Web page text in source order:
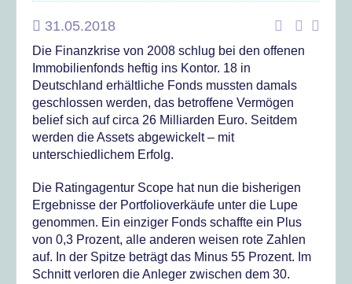
31.05.2018
Die Finanzkrise von 2008 schlug bei den offenen
Immobilienfonds heftig ins Kontor. 18 in
Deutschland erhältliche Fonds mussten damals
geschlossen werden, das betroffene Vermögen
belief sich auf circa 26 Milliarden Euro. Seitdem
werden die Assets abgewickelt – mit
unterschiedlichem Erfolg.
Die Ratingagentur Scope hat nun die bisherigen
Ergebnisse der Portfolioverkäufe unter die Lupe
genommen. Ein einziger Fonds schaffte ein Plus
von 0,3 Prozent, alle anderen weisen rote Zahlen
auf. In der Spitze beträgt das Minus 55 Prozent. Im
Schnitt verloren die Anleger zwischen dem 30.